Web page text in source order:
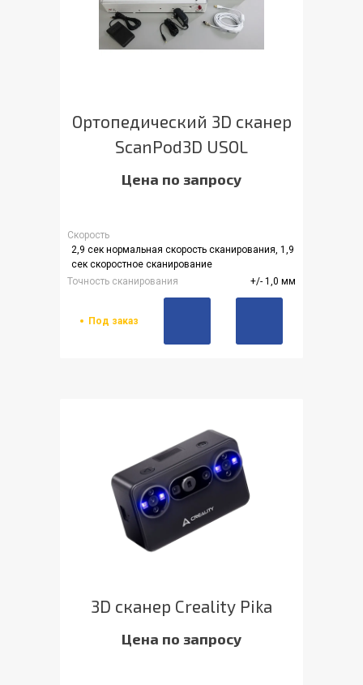
Ортопедический 3D сканер
ScanPod3D USOL
Цена по запросу
Скорость
2,9 сек нормальная скорость сканирования, 1,9
сек скоростное сканирование
Точность сканирования
+/- 1,0 мм
Под заказ
3D сканер Creality Pika
Цена по запросу